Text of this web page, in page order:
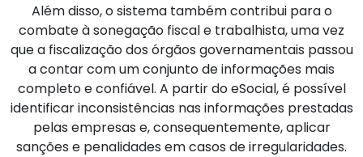
Além disso, o sistema também contribui para o
combate à sonegação fiscal e trabalhista, uma vez
que a fiscalização dos órgãos governamentais passou
a contar com um conjunto de informações mais
completo e confiável. A partir do eSocial, é possível
identificar inconsistências nas informações prestadas
pelas empresas e, consequentemente, aplicar
sanções e penalidades em casos de irregularidades.